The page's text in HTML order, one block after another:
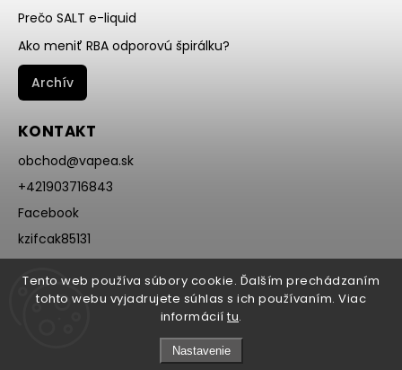
Tento web používa súbory cookie. Ďalším prechádzaním
tohto webu vyjadrujete súhlas s ich používaním. Viac
informácií tu.
Nastavenie
Prečo SALT e-liquid
Ako meniť RBA odporovú špirálku?
Archív
KONTAKT
obchod@vapea.sk
+421903716843
Facebook
kzifcak85131
Instagram
@vapea.slovensko